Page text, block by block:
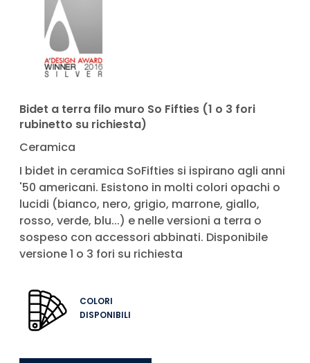
Bidet a terra filo muro So Fifties (1 o 3 fori
rubinetto su richiesta)
Ceramica
I bidet in ceramica SoFifties si ispirano agli anni
'50 americani. Esistono in molti colori opachi o
lucidi (bianco, nero, grigio, marrone, giallo,
rosso, verde, blu...) e nelle versioni a terra o
sospeso con accessori abbinati. Disponibile
versione 1 o 3 fori su richiesta
COLORI
DISPONIBILI